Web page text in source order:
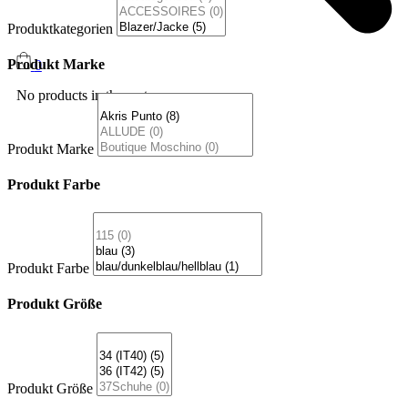
0
No products in the cart.
Produktkategorien
Produkt Marke
Produkt Marke
Produkt Farbe
Produkt Farbe
Produkt Größe
Produkt Größe